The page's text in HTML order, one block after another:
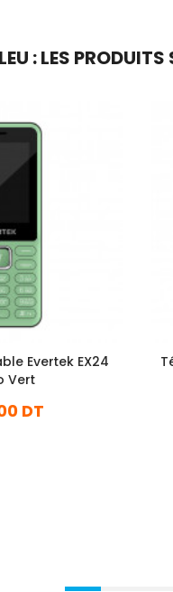
: LES PRODUITS
Evertek EX24
Vert
DT